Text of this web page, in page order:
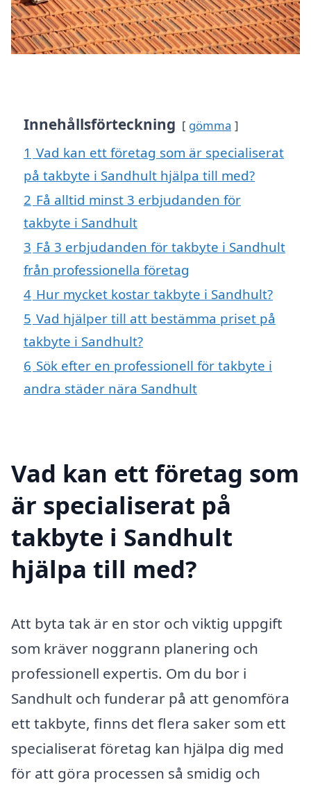
Innehållsförteckning gömma
1 Vad kan ett företag som är specialiserat
på takbyte i Sandhult hjälpa till med?
2 Få alltid minst 3 erbjudanden för
takbyte i Sandhult
3 Få 3 erbjudanden för takbyte i Sandhult
från professionella företag
4 Hur mycket kostar takbyte i Sandhult?
5 Vad hjälper till att bestämma priset på
takbyte i Sandhult?
6 Sök efter en professionell för takbyte i
andra städer nära Sandhult
Vad kan ett företag som
är specialiserat på
takbyte i Sandhult
hjälpa till med?
Att byta tak är en stor och viktig uppgift
som kräver noggrann planering och
professionell expertis. Om du bor i
Sandhult och funderar på att genomföra
ett takbyte, finns det flera saker som ett
specialiserat företag kan hjälpa dig med
för att göra processen så smidig och